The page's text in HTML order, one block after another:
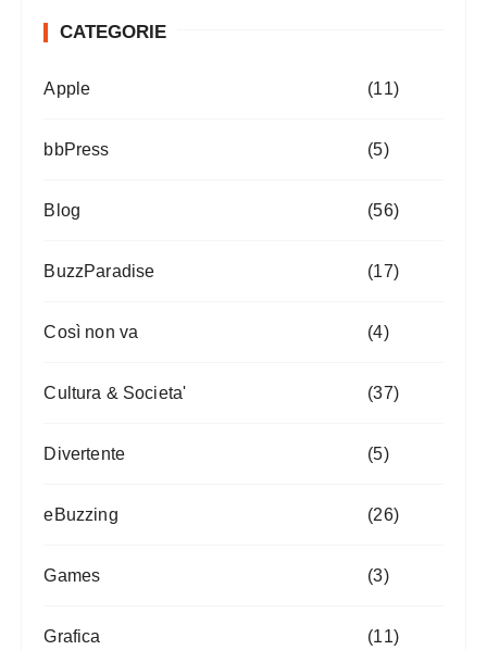
CATEGORIE
Apple (11)
bbPress (5)
Blog (56)
BuzzParadise (17)
Così non va (4)
Cultura & Societa' (37)
Divertente (5)
eBuzzing (26)
Games (3)
Grafica (11)